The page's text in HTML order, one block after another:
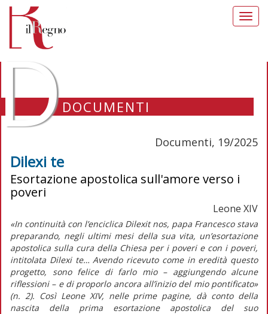
DOCUMENTI
Documenti, 19/2025
Dilexi te
Esortazione apostolica sull'amore verso i
poveri
Leone XIV
«In continuità con l’enciclica Dilexit nos, papa Francesco stava
preparando, negli ultimi mesi della sua vita, un’esortazione
apostolica sulla cura della Chiesa per i poveri e con i poveri,
intitolata Dilexi te… Avendo ricevuto come in eredità questo
progetto, sono felice di farlo mio – aggiungendo alcune
riflessioni – e di proporlo ancora all’inizio del mio pontificato»
(n. 2). Così Leone XIV, nelle prime pagine, dà conto della
nascita della prima esortazione apostolica del suo